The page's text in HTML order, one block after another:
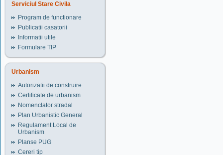
Serviciul Stare Civila
Program de functionare
Publicatii casatorii
Informatii utile
Formulare TIP
Urbanism
Autorizatii de construire
Certificate de urbanism
Nomenclator stradal
Plan Urbanistic General
Regulament Local de
Urbanism
Planse PUG
Cereri tip